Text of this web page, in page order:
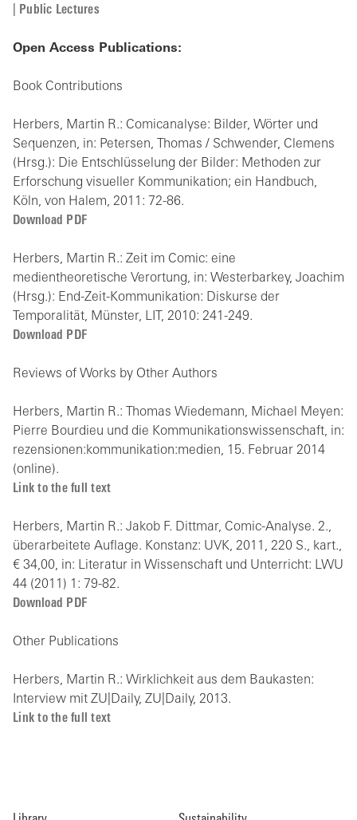
Public Lectures
Open Access Publications:
Book Contributions
Herbers, Martin R.: Comicanalyse: Bilder, Wörter und
Sequenzen, in: Petersen, Thomas / Schwender, Clemens
(Hrsg.): Die Entschlüsselung der Bilder: Methoden zur
Erforschung visueller Kommunikation; ein Handbuch,
Köln, von Halem, 2011: 72-86.
Download PDF
Herbers, Martin R.: Zeit im Comic: eine
medientheoretische Verortung, in: Westerbarkey, Joachim
(Hrsg.): End-Zeit-Kommunikation: Diskurse der
Temporalität, Münster, LIT, 2010: 241-249.
Download PDF
Reviews of Works by Other Authors
Herbers, Martin R.: Thomas Wiedemann, Michael Meyen:
Pierre Bourdieu und die Kommunikationswissenschaft, in:
rezensionen:kommunikation:medien, 15. Februar 2014
(online).
Link to the full text
Herbers, Martin R.: Jakob F. Dittmar, Comic-Analyse. 2.,
überarbeitete Auflage. Konstanz: UVK, 2011, 220 S., kart.,
€ 34,00, in: Literatur in Wissenschaft und Unterricht: LWU
44 (2011) 1: 79-82.
Download PDF
Other Publications
Herbers, Martin R.: Wirklichkeit aus dem Baukasten:
Interview mit ZU|Daily, ZU|Daily, 2013.
Link to the full text